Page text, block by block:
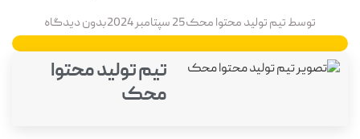
توسطتیم تولید محتوا محک25 سپتامبر 2024 بدون دیدگاه
تیم تولید محتوا
محک